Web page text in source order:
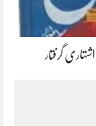
گرفتار